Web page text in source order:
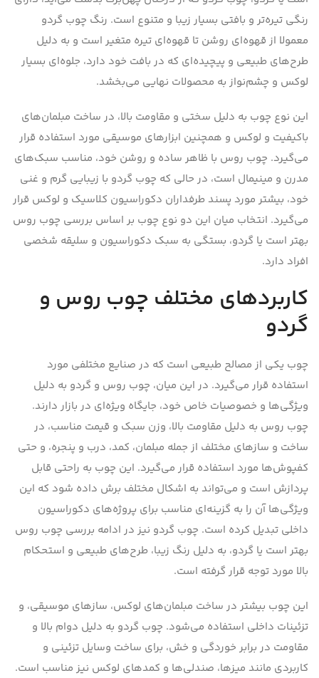
رنگی تیره‌تر و بافتی بسیار زیبا و متنوع است. رنگ چوب گردو
معمولا از قهوه‌ای روشن تا قهوه‌ای تیره متغیر است و به دلیل
طرح‌های طبیعی و پیچیده‌ای که در بافت خود دارد، جلوه‌ای بسیار
لوکس و چشم‌نواز به محصولات نهایی می‌بخشد.
این نوع چوب به دلیل سختی و مقاومت بالا، در ساخت مبلمان‌های
باکیفیت و لوکس و همچنین ابزارهای موسیقی مورد استفاده قرار
می‌گیرد. چوب روس با ظاهر ساده و روشن خود، مناسب سبک‌های
مدرن و مینیمال است، در حالی که چوب گردو با زیبایی گرم و غنی
خود، بیشتر مورد پسند طرفداران دکوراسیون کلاسیک و لوکس قرار
می‌گیرد. انتخاب میان این دو نوع چوب بر اساس بررسی چوب روس
بهتر است یا گردو، بستگی به سبک دکوراسیون و سلیقه شخصی
افراد دارد.
کاربردهای مختلف چوب روس و
گردو
چوب یکی از مصالح طبیعی است که در صنایع مختلفی مورد
استفاده قرار می‌گیرد. در این میان، چوب روس و گردو به دلیل
ویژگی‌ها و خصوصیات خاص خود، جایگاه ویژه‌ای در بازار دارند.
چوب روس به دلیل مقاومت بالا، وزن سبک و قیمت مناسب، در
ساخت و سازهای مختلف از جمله مبلمان، کمد، درب و پنجره، و حتی
کفپوش‌ها مورد استفاده قرار می‌گیرد. این چوب به راحتی قابل
پردازش است و می‌تواند به اشکال مختلف برش داده شود که این
ویژگی‌ها آن را به گزینه‌ای مناسب برای پروژه‌های دکوراسیون
داخلی تبدیل کرده است. چوب گردو نیز در ادامه بررسی چوب روس
بهتر است یا گردو، به دلیل رنگ زیبا، طرح‌های طبیعی و استحکام
بالا مورد توجه قرار گرفته است.
این چوب بیشتر در ساخت مبلمان‌های لوکس، سازهای موسیقی، و
تزئینات داخلی استفاده می‌شود. چوب گردو به دلیل دوام بالا و
مقاومت در برابر خوردگی و خش، برای ساخت وسایل تزئینی و
کاربردی مانند میزها، صندلی‌ها و کمدهای لوکس نیز مناسب است.